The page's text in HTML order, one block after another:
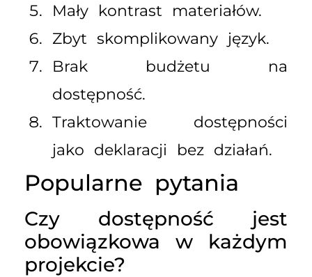
Mały kontrast materiałów.
Zbyt skomplikowany język.
Brak budżetu na
dostępność.
Traktowanie dostępności
jako deklaracji bez działań.
Popularne pytania
Czy dostępność jest
obowiązkowa w każdym
projekcie?